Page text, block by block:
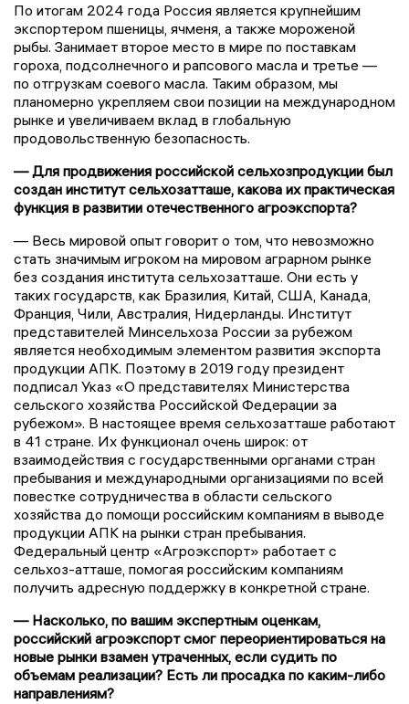
По итогам 2024 года Россия является крупнейшим
экспортером пшеницы, ячменя, а также мороженой
рыбы. Занимает второе место в мире по поставкам
гороха, подсолнечного и рапсового масла и третье —
по отгрузкам соевого масла. Таким образом, мы
планомерно укрепляем свои позиции на международном
рынке и увеличиваем вклад в глобальную
продовольственную безопасность.
— Для продвижения российской сельхозпродукции был
создан институт сельхозатташе, какова их практическая
функция в развитии отечественного агроэкспорта?
— Весь мировой опыт говорит о том, что невозможно
стать значимым игроком на мировом аграрном рынке
без создания института сельхозатташе. Они есть у
таких государств, как Бразилия, Китай, США, Канада,
Франция, Чили, Австралия, Нидерланды. Институт
представителей Минсельхоза России за рубежом
является необходимым элементом развития экспорта
продукции АПК. Поэтому в 2019 году президент
подписал Указ «О представителях Министерства
сельского хозяйства Российской Федерации за
рубежом». В настоящее время сельхозатташе работают
в 41 стране. Их функционал очень широк: от
взаимодействия с государственными органами стран
пребывания и международными организациями по всей
повестке сотрудничества в области сельского
хозяйства до помощи российским компаниям в выводе
продукции АПК на рынки стран пребывания.
Федеральный центр «Агроэкспорт» работает с
сельхоз-атташе, помогая российским компаниям
получить адресную поддержку в конкретной стране.
— Насколько, по вашим экспертным оценкам,
российский агроэкспорт смог переориентироваться на
новые рынки взамен утраченных, если судить по
объемам реализации? Есть ли просадка по каким-либо
направлениям?